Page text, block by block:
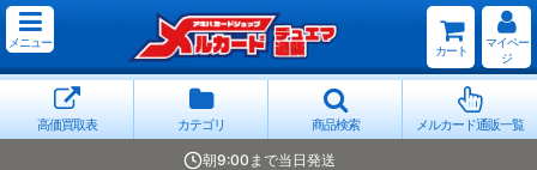
メニュー
カート
マイペー
ジ
高価買取表 カテゴリ 商品検索 メルカード通販一覧
朝9:00まで当日発送